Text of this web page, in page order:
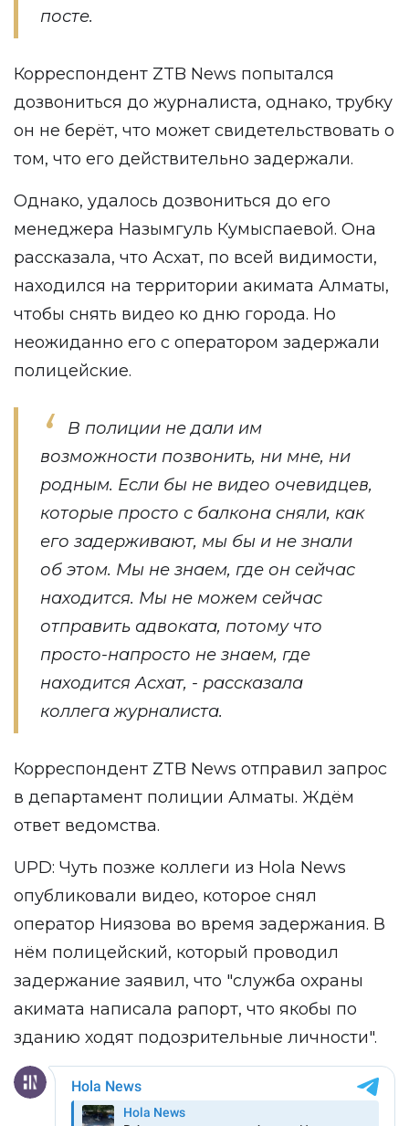
посте.
Корреспондент ZTB News попытался
дозвониться до журналиста, однако, трубку
он не берёт, что может свидетельствовать о
том, что его действительно задержали.
Однако, удалось дозвониться до его
менеджера Назымгуль Кумыспаевой. Она
рассказала, что Асхат, по всей видимости,
находился на территории акимата Алматы,
чтобы снять видео ко дню города. Но
неожиданно его с оператором задержали
полицейские.
В полиции не дали им
возможности позвонить, ни мне, ни
родным. Если бы не видео очевидцев,
которые просто с балкона сняли, как
его задерживают, мы бы и не знали
об этом. Мы не знаем, где он сейчас
находится. Мы не можем сейчас
отправить адвоката, потому что
просто-напросто не знаем, где
находится Асхат, - рассказала
коллега журналиста.
Корреспондент ZTB News отправил запрос
в департамент полиции Алматы. Ждём
ответ ведомства.
UPD: Чуть позже коллеги из Hola News
опубликовали видео, которое снял
оператор Ниязова во время задержания. В
нём полицейский, который проводил
задержание заявил, что "служба охраны
акимата написала рапорт, что якобы по
зданию ходят подозрительные личности".